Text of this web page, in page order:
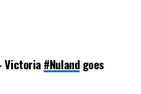
Victoria #Nuland goes